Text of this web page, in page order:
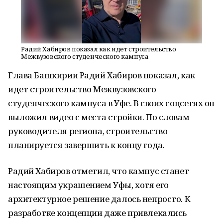
Радий Хабиров показал как идет строительство
Межвузовского студенческого кампуса
Глава Башкирии Радий Хабиров показал, как
идет строительство Межвузовского
студенческого кампуса в Уфе. В своих соцсетях он
выложил видео с места стройки. По словам
руководителя региона, строительство
планируется завершить к концу года.
Радий Хабиров отметил, что кампус станет
настоящим украшением Уфы, хотя его
архитектурное решение далось непросто. К
разработке концепции даже привлекались